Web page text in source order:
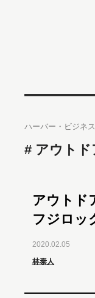
ハーバー・ビジネ
アウトド
アウト
フジロッ
2020.02.05
林泰人